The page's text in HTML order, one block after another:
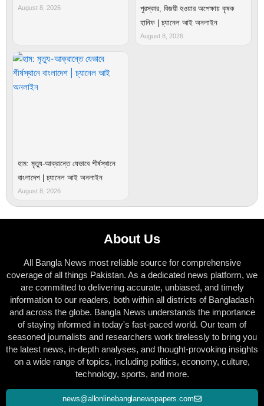
August 8, 2026
পুরস্কার, বিজয়ী হওয়ার অপেক্ষায় কৃষক
হানিফ | চ্যানেল আই অনলাইন
August 8, 2026
হাম: মৃত্যু-আক্রান্তে যেভাবে শীর্ষস্থানে
বাংলাদেশ | চ্যানেল আই অনলাইন
August 8, 2026
About Us
All Bangla News most reliable source for comprehensive
coverage of all things Pakistan. As a dedicated news platform, we
are committed to delivering accurate, unbiased, and timely
information to our readers, both within all districts of Bangladash
and across the globe. Bangla News understands the importance
of staying informed in today's fast-paced world. Our team of
seasoned journalists and researchers work tirelessly to bring you
the latest news, in-depth analyses, and thought-provoking insights
on a wide range of topics, including politics, economy, culture,
technology, sports, and more.
news@allonlinebanglanewspapers.com